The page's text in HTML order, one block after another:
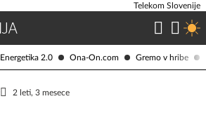
Energetika 2.0 Ona-On.com Gremo v hribe
Telekom Slovenije
2 leti, 3 mesece